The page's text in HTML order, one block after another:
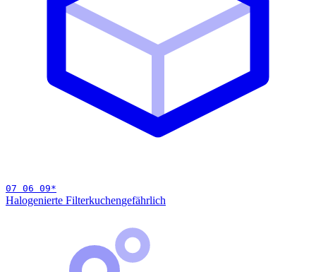
07 06 09*
Halogenierte Filterkuchengefährlich